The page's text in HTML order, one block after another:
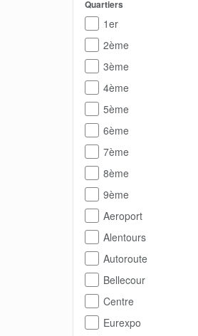
Quartiers
1er
2ème
3ème
4ème
5ème
6ème
7ème
8ème
9ème
Aeroport
Alentours
Autoroute
Bellecour
Centre
Eurexpo